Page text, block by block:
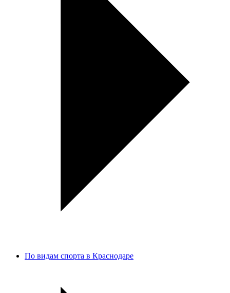
По видам спорта в Краснодаре